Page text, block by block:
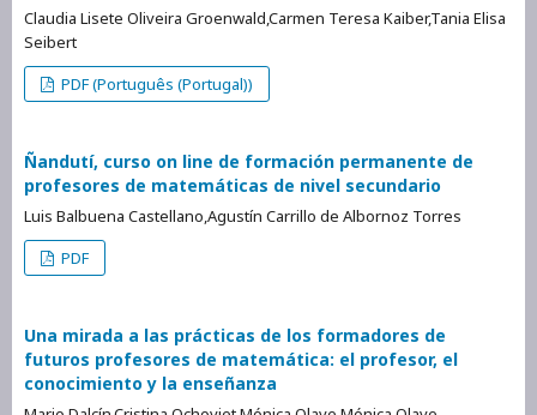
Claudia Lisete Oliveira Groenwald,Carmen Teresa Kaiber,Tania Elisa
Seibert
PDF (Português (Portugal))
Ñandutí, curso on line de formación permanente de
profesores de matemáticas de nivel secundario
Luis Balbuena Castellano,Agustín Carrillo de Albornoz Torres
PDF
Una mirada a las prácticas de los formadores de
futuros profesores de matemática: el profesor, el
conocimiento y la enseñanza